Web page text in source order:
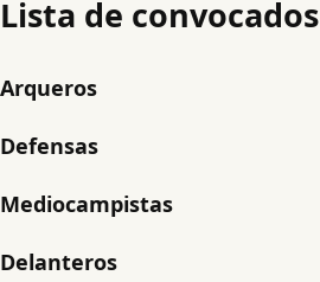
Lista de convocados
Arqueros
Defensas
Mediocampistas
Delanteros